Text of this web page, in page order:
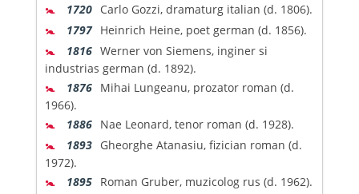
🚼 1720 Carlo Gozzi, dramaturg italian (d. 1806).
🚼 1797 Heinrich Heine, poet german (d. 1856).
🚼 1816 Werner von Siemens, inginer si
industrias german (d. 1892).
🚼 1876 Mihai Lungeanu, prozator roman (d.
1966).
🚼 1886 Nae Leonard, tenor roman (d. 1928).
🚼 1893 Gheorghe Atanasiu, fizician roman (d.
1972).
🚼 1895 Roman Gruber, muzicolog rus (d. 1962).